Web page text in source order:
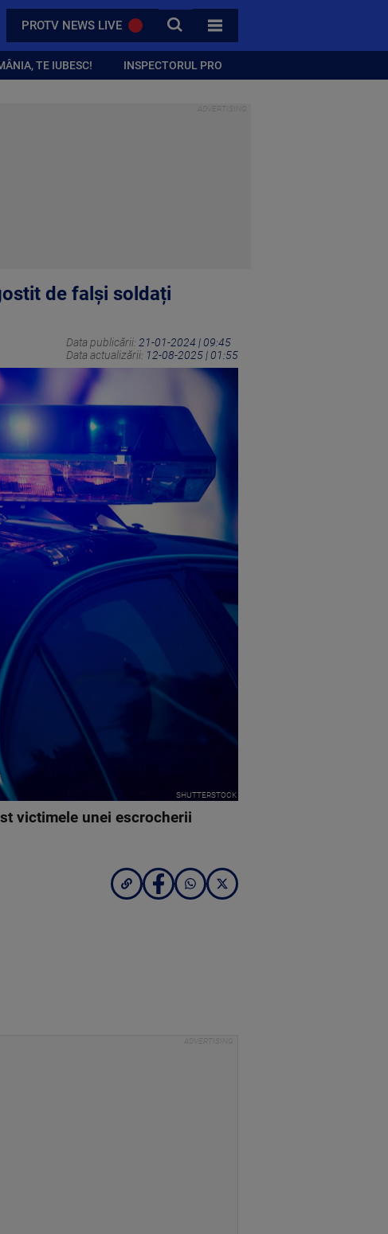
PROTV NEWS LIVE CAUTA
TOATE CATEGORIILE
TE IUBESC! INSPECTORUL PRO
de falși soldați
Data publicării: 21-01-2024 | 09:45
Data actualizării: 12-08-2025 | 01:55
SHUTTERSTOCK
victimele unei escrocherii